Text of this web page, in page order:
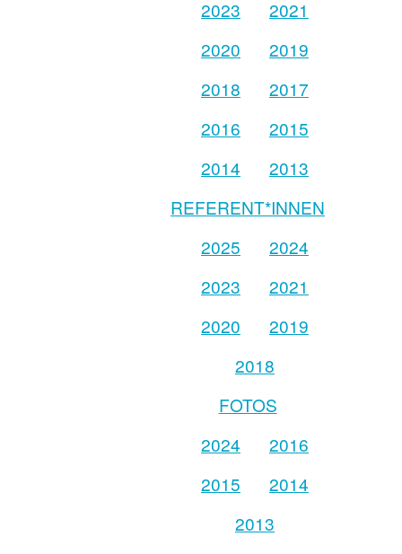
2023
2021
2020
2019
2018
2017
2016
2015
2014
2013
REFERENT*INNEN
2025
2024
2023
2021
2020
2019
2018
FOTOS
2024
2016
2015
2014
2013